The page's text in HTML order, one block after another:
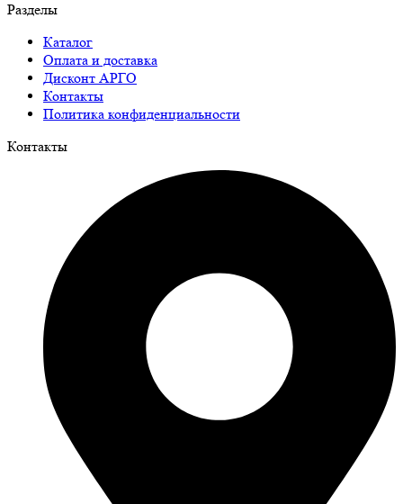
Разделы
Каталог
Оплата и доставка
Дисконт АРГО
Контакты
Политика конфиденциальности
Контакты